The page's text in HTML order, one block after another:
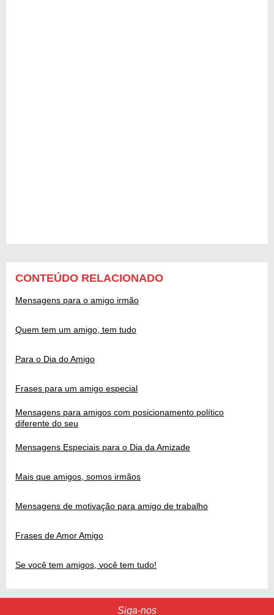
CONTEÚDO RELACIONADO
Mensagens para o amigo irmão
Quem tem um amigo, tem tudo
Para o Dia do Amigo
Frases para um amigo especial
Mensagens para amigos com posicionamento político
diferente do seu
Mensagens Especiais para o Dia da Amizade
Mais que amigos, somos irmãos
Mensagens de motivação para amigo de trabalho
Frases de Amor Amigo
Se você tem amigos, você tem tudo!
Siga-nos